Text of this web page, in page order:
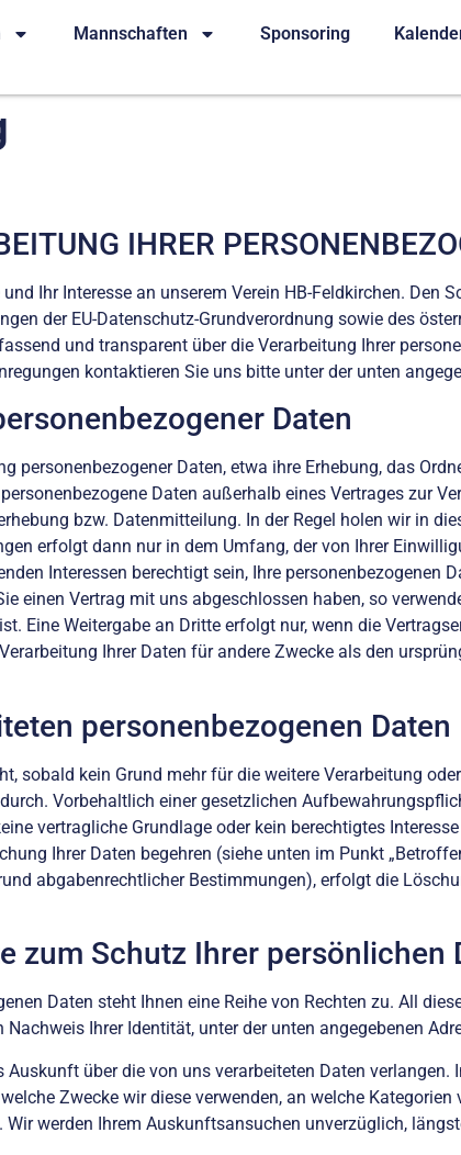
Mannschaften Sponsoring
IHRER
Ihr Interesse an unserem Verein HB-Feldkirchen. Den
der EU-Datenschutz-Grundverordnung sowie des
und transparent über die Verarbeitung Ihrer
kontaktieren Sie uns bitte unter der unten
Daten
personenbezogener Daten, etwa ihre Erhebung, das
Daten außerhalb eines Vertrages zur
bzw. Datenmitteilung. In der Regel holen wir in
erfolgt dann nur in dem Umfang, der von Ihrer
Interessen berechtigt sein, Ihre personenbezogenen
einen Vertrag mit uns abgeschlossen haben, so
Eine Weitergabe an Dritte erfolgt nur, wenn die
Ihrer Daten für andere Zwecke als den
personenbezogenen Daten
sobald kein Grund mehr für die weitere Verarbeitung
Vorbehaltlich einer gesetzlichen
vertragliche Grundlage oder kein berechtigtes
Ihrer Daten begehren (siehe unten im Punkt
abgabenrechtlicher Bestimmungen), erfolgt die
zum Schutz Ihrer persönlichen
Daten steht Ihnen eine Reihe von Rechten zu. All
Ihrer Identität, unter der unten angegebenen
Auskunft über die von uns verarbeiteten Daten
Zwecke wir diese verwenden, an welche
werden Ihrem Auskunftsansuchen unverzüglich,